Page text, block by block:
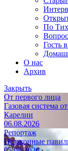
По
Гость
О нас
Архив
Закрыть
От первого лица
Газовая система
Карелии
06.08.2026
Репортаж
Незаконные